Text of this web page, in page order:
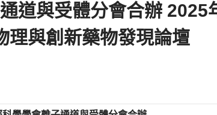
道與受體分會合辦 2025
理與創新藥物發現論壇